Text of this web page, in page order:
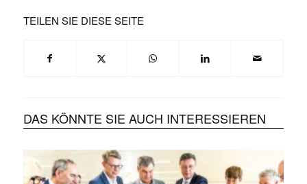
TEILEN SIE DIESE SEITE
DAS KÖNNTE SIE AUCH INTERESSIEREN